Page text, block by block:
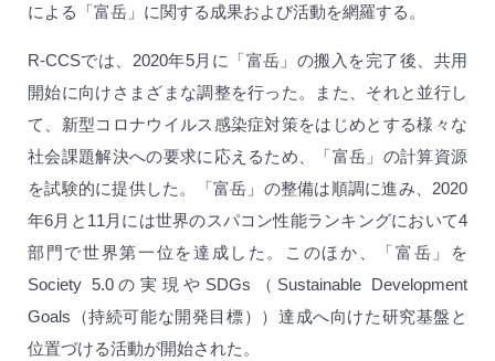
による「富岳」に関する成果および活動を網羅する。
R-CCSでは、2020年5月に「富岳」の搬入を完了後、共用
開始に向けさまざまな調整を行った。また、それと並行し
て、新型コロナウイルス感染症対策をはじめとする様々な
社会課題解決への要求に応えるため、「富岳」の計算資源
を試験的に提供した。「富岳」の整備は順調に進み、2020
年6月と11月には世界のスパコン性能ランキングにおいて4
部門で世界第一位を達成した。このほか、「富岳」を
Society 5.0の実現やSDGs（Sustainable Development
Goals（持続可能な開発目標））達成へ向けた研究基盤と
位置づける活動が開始された。